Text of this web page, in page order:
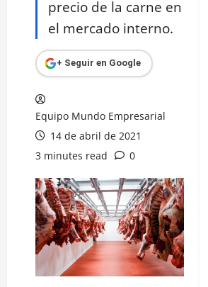
precio de la carne en
el mercado interno.
+ Seguir en Google
Equipo Mundo Empresarial
14 de abril de 2021
3 minutes read
0